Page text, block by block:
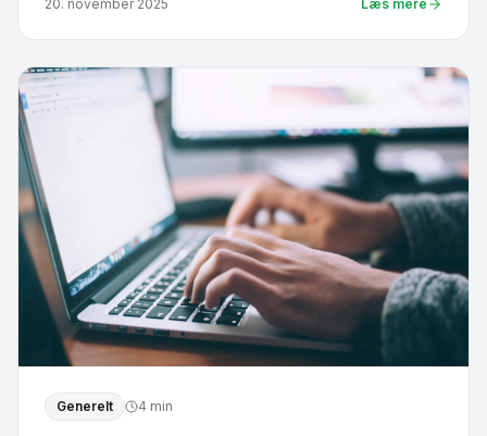
20. november 2025 Læs mere
Generelt 4 min